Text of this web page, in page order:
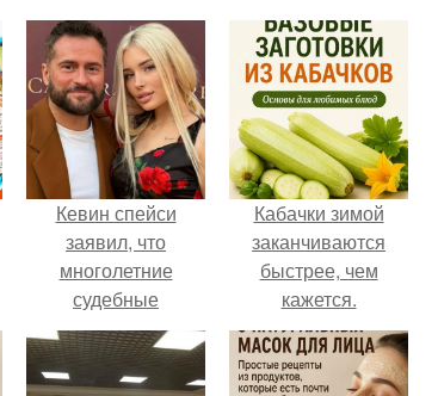
Кевин спейси
заявил, что
многолетние
судебные
разбирательства
практически
уничтожили его
Кабачки зимой
заканчиваются
быстрее, чем
кажется.